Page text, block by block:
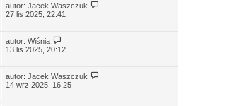
autor: Jacek Waszczuk
27 lis 2025, 22:41
autor: Wiśnia
13 lis 2025, 20:12
autor: Jacek Waszczuk
14 wrz 2025, 16:25